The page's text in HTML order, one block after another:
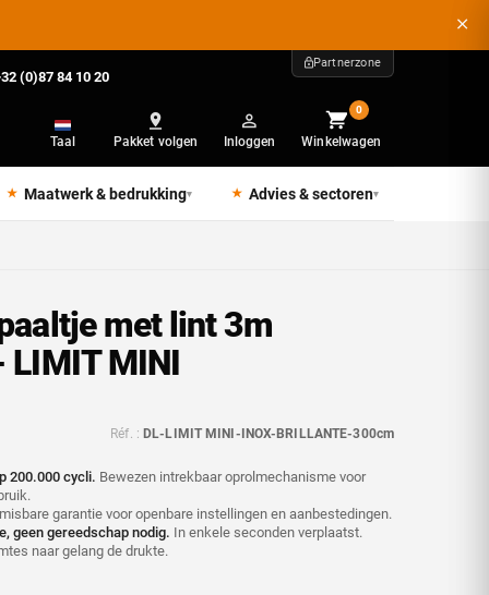
(0)87 84 10 20
Partnerzone
Taal Pakket volgen Inloggen
0
Winkelwagen
Maatwerk & bedrukking▾ Advies & sectoren▾
met lint 3m
LIMIT MINI
Réf. :DL-LIMIT MINI-INOX-BRILLANTE-300cm
200.000 cycli. Bewezen intrekbaar oprolmechanisme voor
garantie voor openbare instellingen en aanbestedingen.
geen gereedschap nodig. In enkele seconden verplaatst.
naar gelang de drukte.